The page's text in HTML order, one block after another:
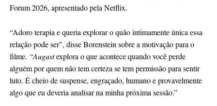
Forum 2026, apresentado pela Netflix.
“Adoro terapia e queria explorar o quão intimamente única essa
relação pode ser”, disse Borenstein sobre a motivação para o
filme. “Augustexplora o que acontece quando você perde
alguém por quem não tem certeza se tem permissão para sentir
luto. É cheio de suspense, engraçado, humano e provavelmente
algo que eu deveria analisar na minha próxima sessão.”